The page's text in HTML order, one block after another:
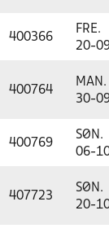
400366
FRE.
20-
400764
MAN.
30-
400769
SØN.
06-
407723
SØN.
20-